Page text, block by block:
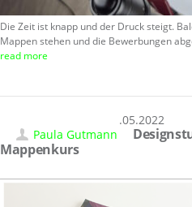
Die Zeit ist knapp und der Druck steigt.
Mappen stehen und die Bewerbungen
read more
30.05.2022
Paula Gutmann
Mappenkurs